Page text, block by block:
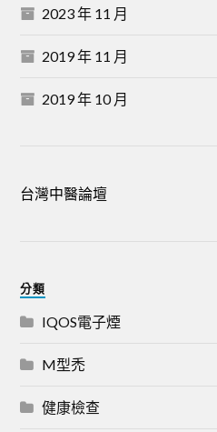
2023 年 11 月
2019 年 11 月
2019 年 10 月
台灣中醫論壇
分類
IQOS電子煙
M型禿
健康檢查